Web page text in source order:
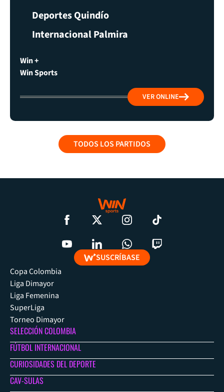
Deportes Quindío
Internacional Palmira
Win +
Win Sports
VER ONLINE
TODOS LOS PARTIDOS
SUSCRÍBASE
Copa Colombia
Liga Dimayor
Liga Femenina
SuperLiga
Torneo Dimayor
SELECCIÓN COLOMBIA
FÚTBOL INTERNACIONAL
CURIOSIDADES DEL DEPORTE
CAV-SULAS